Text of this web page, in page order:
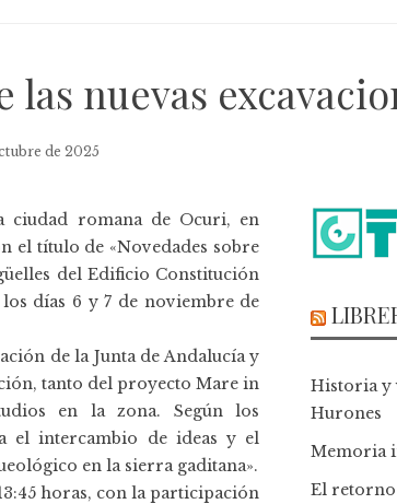
nuevas
de 2025
ciudad romana de Ocuri, en
el título de «Novedades sobre
del Edificio Constitución
días 6 y 7 de noviembre de
de la Junta de Andalucía y
tanto del proyecto Mare in
en la zona. Según los
el intercambio de ideas y el
en la sierra gaditana».
horas, con la participación
Historia y
Hurones
Memoria
El retorno